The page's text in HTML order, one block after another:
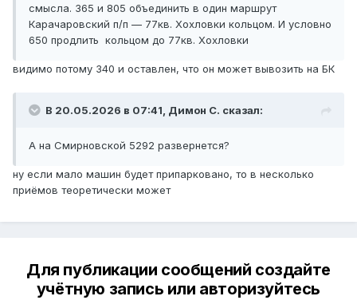
смысла. 365 и 805 объединить в один маршрут
Карачаровский п/п — 77кв. Хохловки кольцом. И условно
650 продлить кольцом до 77кв. Хохловки
видимо потому 340 и оставлен, что он может вывозить на БК
В 20.05.2026 в 07:41, Димон С. сказал:
А на Смирновской 5292 развернется?
ну если мало машин будет припарковано, то в несколько
приёмов теоретически может
Для публикации сообщений создайте
учётную запись или авторизуйтесь